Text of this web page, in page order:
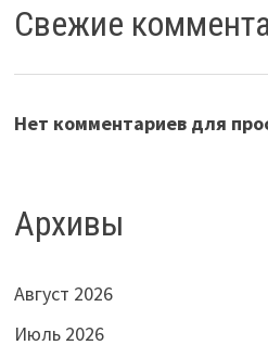
Свежие
Нет комментариев для
Архивы
Август 2026
Июль 2026